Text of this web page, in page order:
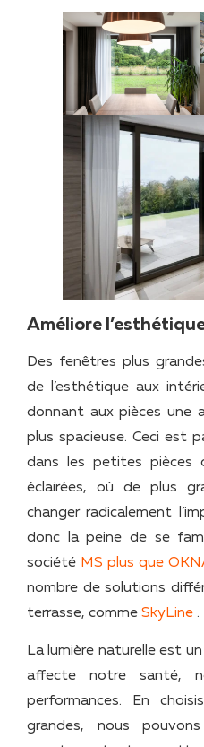
Améliore
Des fenêtres plus
de l’esthétique aux
donnant aux pièces une
plus spacieuse. Ceci est
dans les petites pièces
éclairées, où de plus
changer radicalement
donc la peine de se
société MS plus que
nombre de solutions
terrasse, comme SkyLine .
La lumière naturelle est
affecte notre santé,
performances. En
grandes, nous